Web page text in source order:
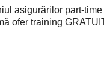
asigurărilor part-
ofer training